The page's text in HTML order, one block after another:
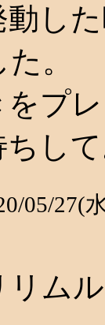
し
。
プ
し
05/27(
ム